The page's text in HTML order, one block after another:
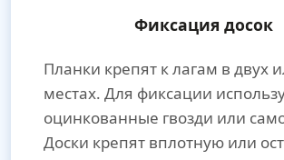
Фиксация досок
Планки крепят к лагам в двух
местах. Для фиксации
оцинкованные гвозди или
Доски крепят вплотную или